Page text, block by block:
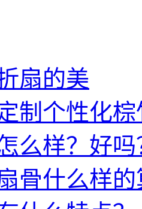
扇的美
制个性化
么样？好吗
骨什么样